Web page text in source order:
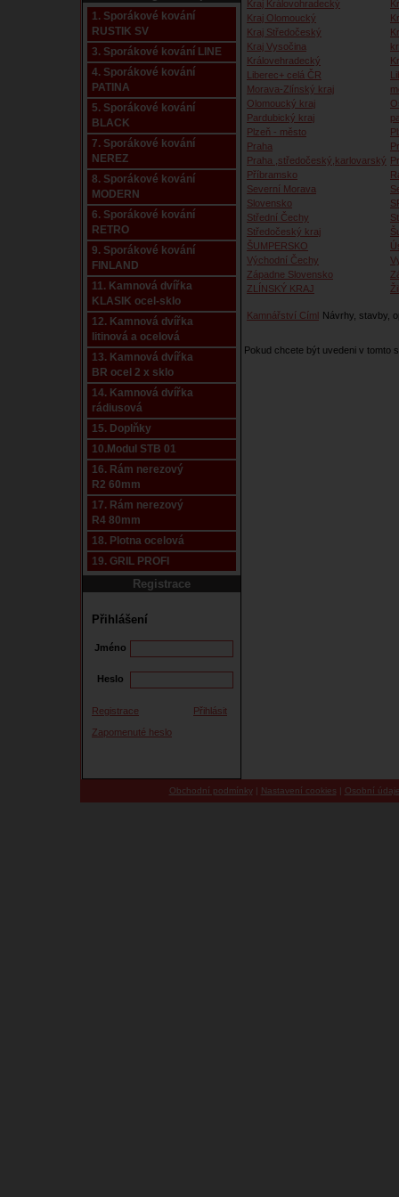
1. Sporákové kování
RUSTIK SV
3. Sporákové kování LINE
4. Sporákové kování
PATINA
5. Sporákové kování
BLACK
7. Sporákové kování
NEREZ
8. Sporákové kování
MODERN
6. Sporákové kování
RETRO
9. Sporákové kování
FINLAND
11. Kamnová dvířka
KLASIK ocel-sklo
12. Kamnová dvířka
litinová a ocelová
13. Kamnová dvířka
BR ocel 2 x sklo
14. Kamnová dvířka
rádiusová
15. Doplňky
10.Modul STB 01
16. Rám nerezový
R2 60mm
17. Rám nerezový
R4 80mm
18. Plotna ocelová
19. GRIL PROFI
Registrace
Přihlášení
Jméno
Heslo
Registrace
Přihlásit
Zapomenuté heslo
Kraj Královohradecký
Kraj Olomoucký
Kraj Středočeský
Kraj Vysočina
Královehradecký
Liberec+ celá ČR
Morava-Zlínský kraj
Olomoucký kraj
Pardubický kraj
Plzeň - město
Praha
Praha ,středočeský,karlovarský
Příbramsko
Severní Morava
Slovensko
Střední Čechy
Středočeský kraj
ŠUMPERSKO
Východní Čechy
Západne Slovensko
ZLÍNSKÝ KRAJ
Kamnářství Címl Návrhy, stavby,
Pokud chcete být uvedeni v tomto
Obchodní podmínky| Nastavení cookies | Osobní